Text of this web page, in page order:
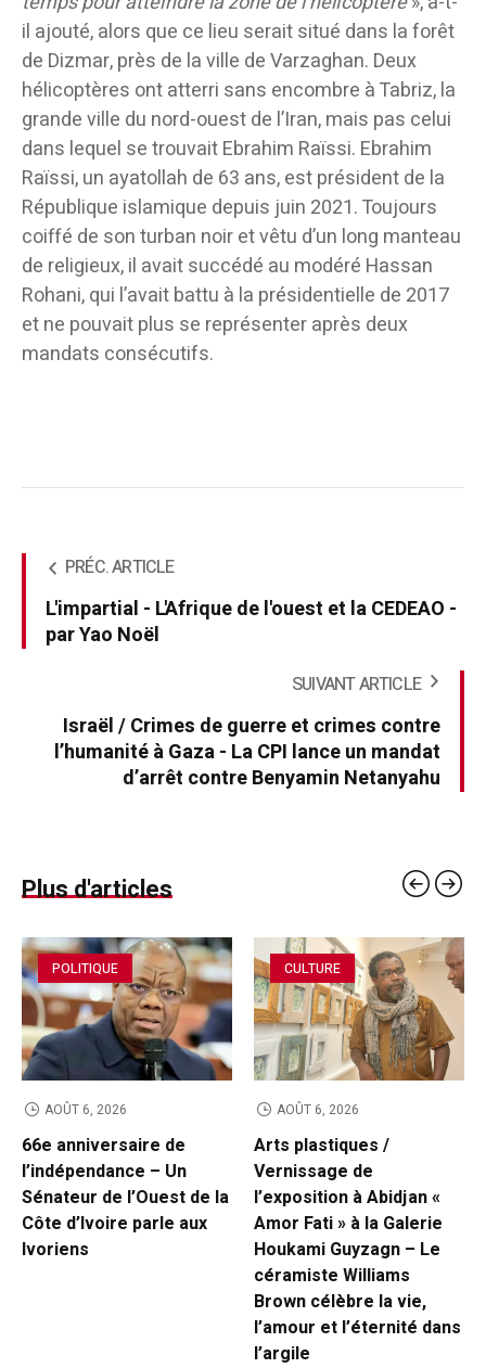
il ajouté, alors que ce lieu serait situé dans la forêt
de Dizmar, près de la ville de Varzaghan. Deux
hélicoptères ont atterri sans encombre à Tabriz, la
grande ville du nord-ouest de l’Iran, mais pas celui
dans lequel se trouvait Ebrahim Raïssi. Ebrahim
Raïssi, un ayatollah de 63 ans, est président de la
République islamique depuis juin 2021. Toujours
coiffé de son turban noir et vêtu d’un long manteau
de religieux, il avait succédé au modéré Hassan
Rohani, qui l’avait battu à la présidentielle de 2017
et ne pouvait plus se représenter après deux
mandats consécutifs.
PRÉC. ARTICLE
L'impartial - L'Afrique de l'ouest et la CEDEAO -
par Yao Noël
SUIVANT ARTICLE
Israël / Crimes de guerre et crimes contre
l’humanité à Gaza - La CPI lance un mandat
d’arrêt contre Benyamin Netanyahu
Plus d'articles
POLITIQUE
AOÛT 6, 2026
66e anniversaire de
l’indépendance – Un
Sénateur de l’Ouest de la
Côte d’Ivoire parle aux
Ivoriens
CULTURE
AOÛT 6, 2026
Arts plastiques /
Vernissage de
l’exposition à Abidjan «
Amor Fati » à la Galerie
Houkami Guyzagn – Le
céramiste Williams
Brown célèbre la vie,
l’amour et l’éternité dans
l’argile